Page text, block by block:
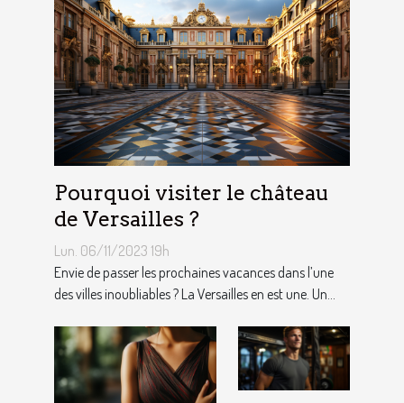
Pourquoi visiter le château
de Versailles ?
Lun. 06/11/2023 19h
Envie de passer les prochaines vacances dans l’une
des villes inoubliables ? La Versailles en est une. Un...